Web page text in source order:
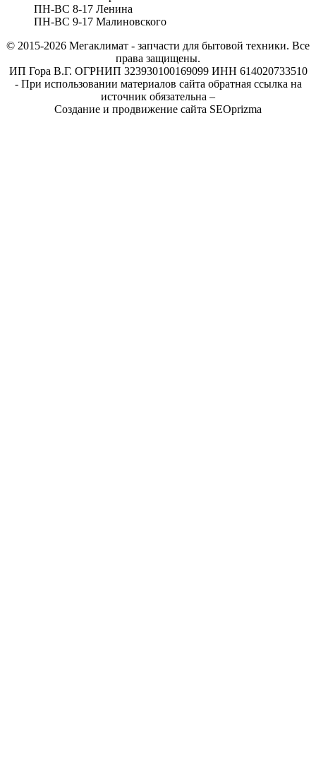
ПН-ВС 8-17 Ленина
ПН-ВС 9-17 Малиновского
© 2015-2026 Мегаклимат - запчасти для бытовой техники. Все
права защищены.
ИП Гора В.Г. ОГРНИП 323930100169099 ИНН 614020733510
- При использовании материалов сайта обратная ссылка на
источник обязательна –
Создание и продвижение сайта SEOprizma